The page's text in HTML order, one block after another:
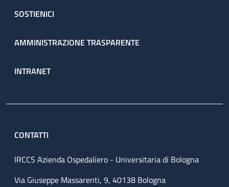
SOSTIENICI
AMMINISTRAZIONE TRASPARENTE
INTRANET
CONTATTI
IRCCS Azienda Ospedaliero - Universitaria di Bologna
Via Giuseppe Massarenti, 9, 40138 Bologna